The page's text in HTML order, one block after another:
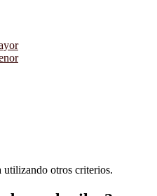
utilizando otros criterios.